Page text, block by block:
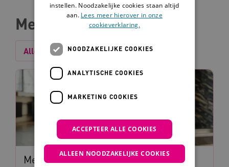
Meer over bewegen
Alles Interventie Tool Verhaal
Meer bewegen in het dagelijks leven
instellen. Noodzakelijke cookies staan altijd
aan. Lees meer hierover in onze
cookieverklaring.
NOODZAKELIJKE COOKIES
ANALYTISCHE COOKIES
MARKETING COOKIES
ACCEPTEER ALLE COOKIES
ALLEEN NOODZAKELIJKE COOKIES